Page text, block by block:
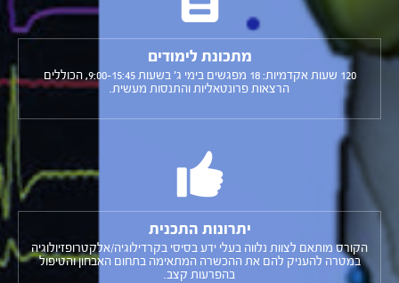
מתכונת לימודים
120 שעות אקדמיות: 18 מפגשים בימי ג' בשעות 9:00-15:45, הכוללים
הרצאות פרונטאליות והתנסות מעשית.
יתרונות התכנית
הקורס מותאם לצוות נלווה בעלי ידע בסיסי בקרדילוגיה/אלקטרופזיולוגיה
במטרה להעניק להם את ההכשרה המתאימה בתחום האבחון והטיפול
בהפרעות קצב.